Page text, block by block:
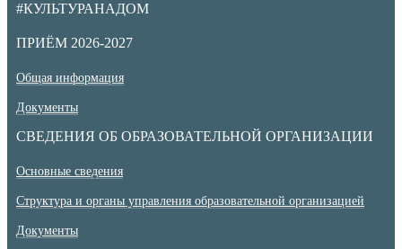
#КУЛЬТУРАНАДОМ
ПРИЁМ 2026-2027
Общая информация
Документы
СВЕДЕНИЯ ОБ ОБРАЗОВАТЕЛЬНОЙ ОРГАНИЗАЦИИ
Основные сведения
Структура и органы управления образовательной организацией
Документы